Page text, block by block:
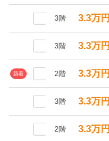
3階 3.3万円
3階 3.3万円
新着 2階 3.3万円
3階 3.3万円
2階 3.3万円